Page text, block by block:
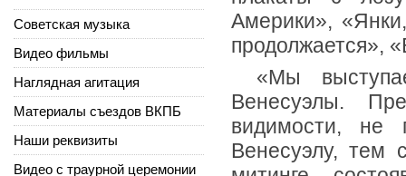
Америки»,
продолжается»,
«Мы
Венесуэлы.
видимости, не
Венесуэлу, тем
Советская музыка
Видео фильмы
Наглядная агитация
Материалы съездов ВКПБ
Наши реквизиты
Видео с траурной церемонии